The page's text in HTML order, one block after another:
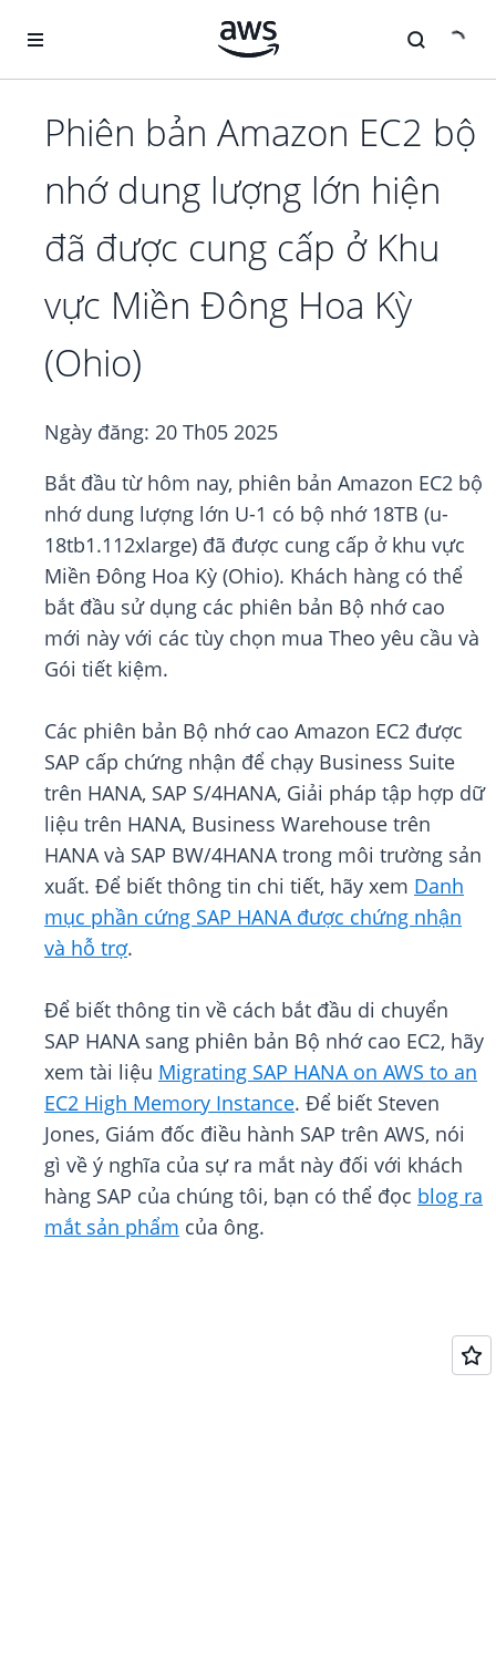
Phiên bản Amazon EC2 bộ
nhớ dung lượng lớn hiện
đã được cung cấp ở Khu
vực Miền Đông Hoa Kỳ
(Ohio)
Ngày đăng: 20 Th05 2025
Bắt đầu từ hôm nay, phiên bản Amazon EC2 bộ
nhớ dung lượng lớn U-1 có bộ nhớ 18TB (u-
18tb1.112xlarge) đã được cung cấp ở khu vực
Miền Đông Hoa Kỳ (Ohio). Khách hàng có thể
bắt đầu sử dụng các phiên bản Bộ nhớ cao
mới này với các tùy chọn mua Theo yêu cầu và
Gói tiết kiệm.
Các phiên bản Bộ nhớ cao Amazon EC2 được
SAP cấp chứng nhận để chạy Business Suite
trên HANA, SAP S/4HANA, Giải pháp tập hợp dữ
liệu trên HANA, Business Warehouse trên
HANA và SAP BW/4HANA trong môi trường sản
xuất. Để biết thông tin chi tiết, hãy xem Danh
mục phần cứng SAP HANA được chứng nhận
và hỗ trợ.
Để biết thông tin về cách bắt đầu di chuyển
SAP HANA sang phiên bản Bộ nhớ cao EC2, hãy
xem tài liệu Migrating SAP HANA on AWS to an
EC2 High Memory Instance. Để biết Steven
Jones, Giám đốc điều hành SAP trên AWS, nói
gì về ý nghĩa của sự ra mắt này đối với khách
hàng SAP của chúng tôi, bạn có thể đọc blog ra
mắt sản phẩm của ông.